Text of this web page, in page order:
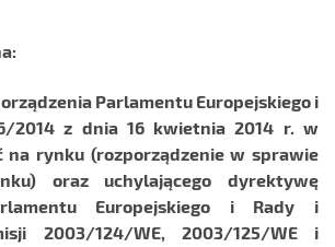
Parlamentu Europejskiego i
2014 z dnia 16 kwietnia 2014 r. w
na rynku (rozporządzenie w sprawie
oraz uchylającego dyrektywę
Europejskiego i Rady i
2003/124/WE, 2003/125/WE i